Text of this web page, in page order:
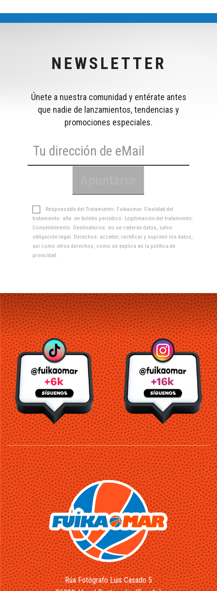
NEWSLETTER
Únete a nuestra comunidad y entérate antes
que nadie de lanzamientos, tendencias y
promociones especiales.
Responsable del Tratamiento: Fuikaomar. Finalidad del
tratamiento: alta en boletín periódico. Legitimación del tratamiento:
Consentimiento. Destinatarios: no se cederán datos, salvo
obligación legal. Derechos: acceder, rectificar y suprimir los datos,
así como otros derechos, como se explica en la política de
privacidad .
Rúa Fotógrafo Luis Casado 5